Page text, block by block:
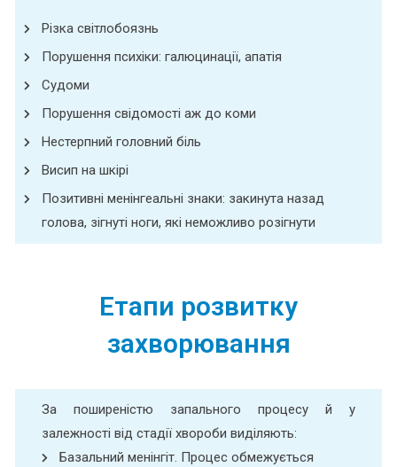
Різка світлобоязнь
Порушення психіки: галюцинації, апатія
Судоми
Порушення свідомості аж до коми
Нестерпний головний біль
Висип на шкірі
Позитивні менінгеальні знаки: закинута назад
голова, зігнуті ноги, які неможливо розігнути
Етапи розвитку
захворювання
За поширеністю запального процесу й у
залежності від стадії хвороби виділяють:
Базальний менінгіт. Процес обмежується